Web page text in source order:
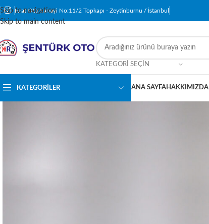
Skip to navigation
Skip to main content
Fırat Oto Sanayi No:11/2 Topkapı - Zeytinburnu / İstanbul
KATEGORI SEÇIN
KATEGORILER ANA SAYFAHAKKIMIZDA